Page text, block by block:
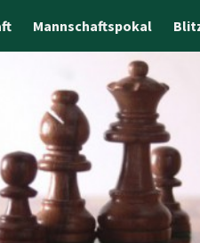
Mannschaftspokal